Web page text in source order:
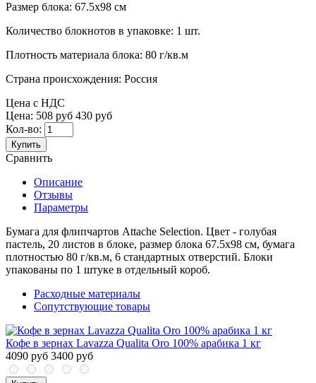
Размер блока: 67.5x98 см
Количество блокнотов в упаковке: 1 шт.
Плотность материала блока: 80 г/кв.м
Страна происхождения: Россия
Цена с НДС
Цена: 508 руб 430 руб
Кол-во:
Купить
Сравнить
Описание
Отзывы
Параметры
Бумага для флипчартов Attache Selection. Цвет - голубая
пастель, 20 листов в блоке, размер блока 67.5x98 см, бумага
плотностью 80 г/кв.м, 6 стандартных отверстий. Блоки
упакованы по 1 штуке в отдельный короб.
Расходные материалы
Сопутствующие товары
Кофе в зернах Lavazza Qualita Oro 100% арабика 1 кг
4090 руб 3400 руб